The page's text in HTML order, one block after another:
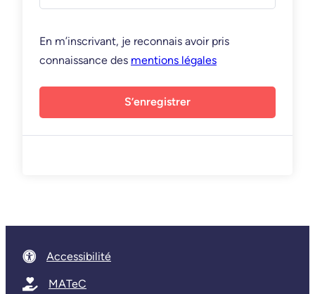
En m’inscrivant, je reconnais avoir pris
connaissance des mentions légales
S’enregistrer
Accessibilité
MATeC